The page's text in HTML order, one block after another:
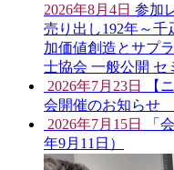
2026年8月4日 参加
売り出し192年～
加価値創造とサプ
士協会 一般公開 セ
2026年7月23日
【
会開催のお知らせ
2026年7月15日
「
年9月11日）